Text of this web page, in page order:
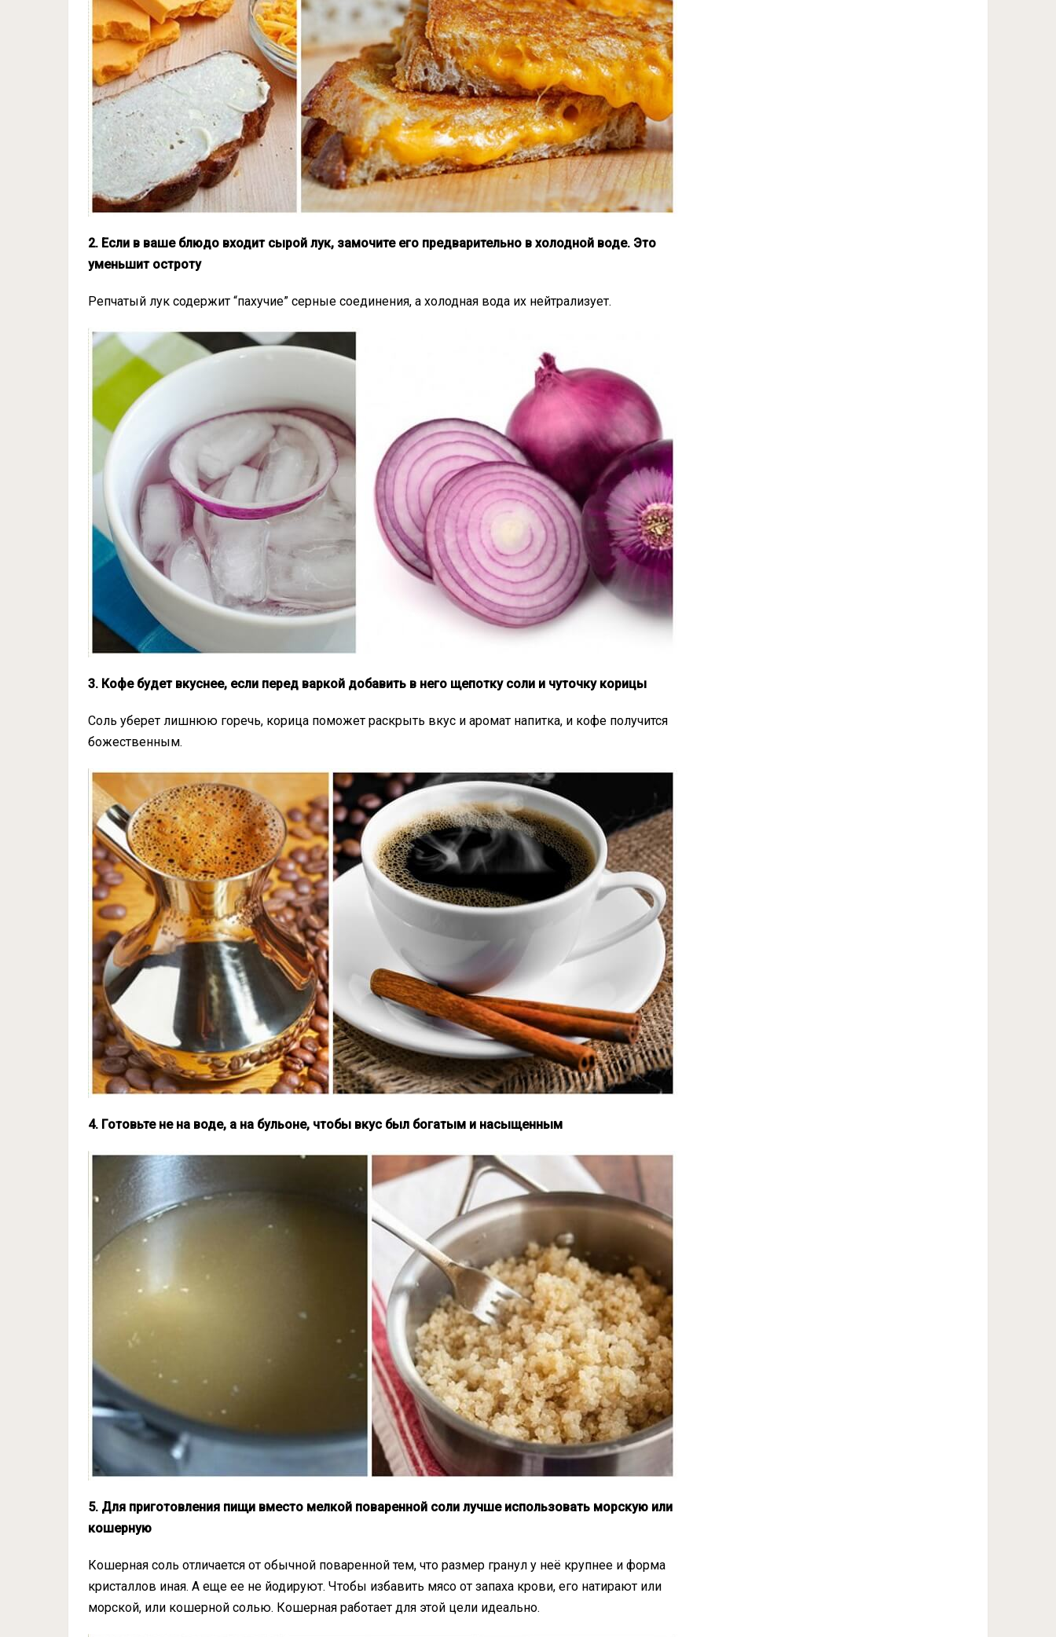
2. Если в ваше блюдо входит сырой лук, замочите его предварительно в холодной воде. Это
уменьшит остроту
Репчатый лук содержит “пахучие” серные соединения, а холодная вода их нейтрализует.
3. Кофе будет вкуснее, если перед варкой добавить в него щепотку соли и чуточку корицы
Соль уберет лишнюю горечь, корица поможет раскрыть вкус и аромат напитка, и кофе получится
божественным.
4. Готовьте не на воде, а на бульоне, чтобы вкус был богатым и насыщенным
5. Для приготовления пищи вместо мелкой поваренной соли лучше использовать морскую или
кошерную
Кошерная соль отличается от обычной поваренной тем, что размер гранул у неё крупнее и форма
кристаллов иная. А еще ее не йодируют. Чтобы избавить мясо от запаха крови, его натирают или
морской, или кошерной солью. Кошерная работает для этой цели идеально.